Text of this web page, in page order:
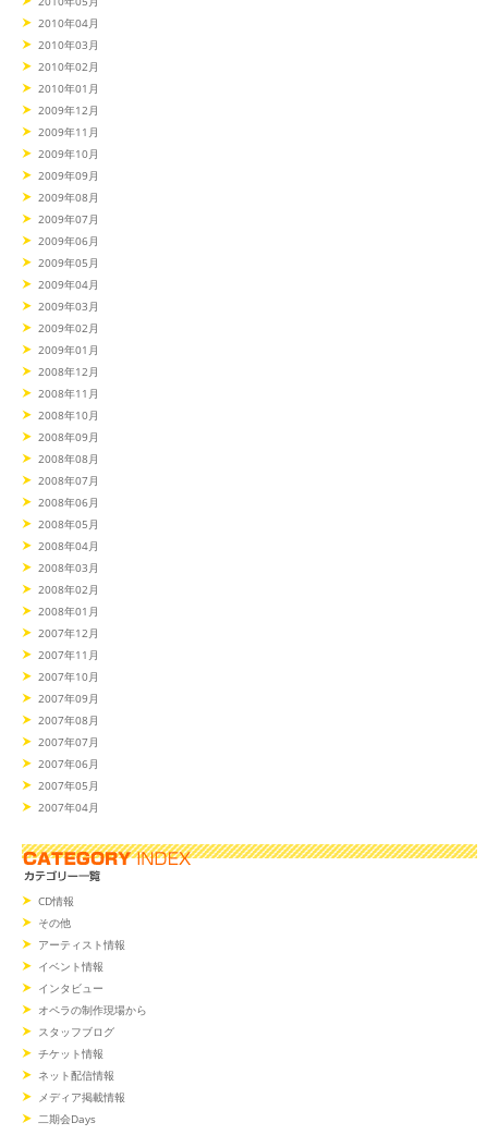
2010年04月
2010年03月
2010年02月
2010年01月
2009年12月
2009年11月
2009年10月
2009年09月
2009年08月
2009年07月
2009年06月
2009年05月
2009年04月
2009年03月
2009年02月
2009年01月
2008年12月
2008年11月
2008年10月
2008年09月
2008年08月
2008年07月
2008年06月
2008年05月
2008年04月
2008年03月
2008年02月
2008年01月
2007年12月
2007年11月
2007年10月
2007年09月
2007年08月
2007年07月
2007年06月
2007年05月
2007年04月
CD情報
その他
アーティスト情報
イベント情報
インタビュー
オペラの制作現場から
スタッフブログ
チケット情報
ネット配信情報
メディア掲載情報
二期会Days